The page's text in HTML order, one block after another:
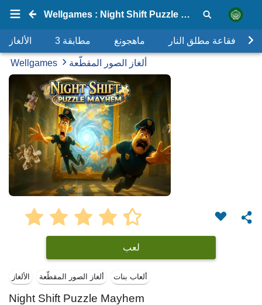
Wellgames : Night Shift Puzzle Mayhem
الألغاز مطابقة 3 ماهجونغ فقاعة مطلق النار
Wellgames ألغاز الصور المقطّعة
لعب
الألغاز ألغاز الصور المقطّعة ألعاب بنات
Night Shift Puzzle Mayhem